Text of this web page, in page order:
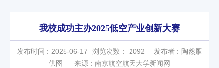
我校成功主办2025低空产业创新大赛
发布时间：2025-06-17 浏览次数： 2092
发布者：陶然雁
供图：
来源：南京航空航天大学新闻网